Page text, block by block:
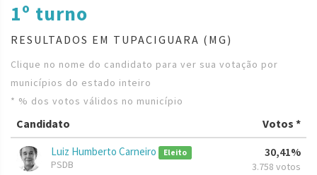
1º turno
RESULTADOS EM TUPACIGUARA (MG)
Clique no nome do candidato para ver sua votação por
municípios do estado inteiro
* % dos votos válidos no município
Candidato Votos *
Luiz Humberto Carneiro Eleito
PSDB
30,41%
3.758 votos